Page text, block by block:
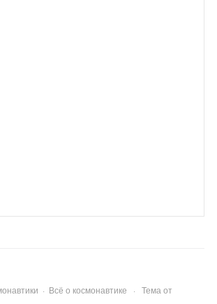
· Всё о космонавтике · Тема от